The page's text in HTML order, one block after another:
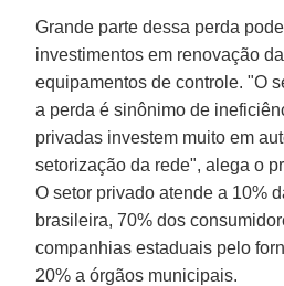
Grande parte dessa perda
investimentos em renovação
equipamentos de controle. "O
a perda é sinônimo de
privadas investem muito em
setorização da rede", alega o
O setor privado atende a 10%
brasileira, 70% dos
companhias estaduais pelo
20% a órgãos municipais.